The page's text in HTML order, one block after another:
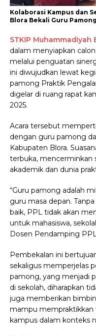
Kolaborasi Kampus dan
Blora Bekali Guru
STKIP Muhammadiyah
dalam menyiapkan
melalui penguatan
ini diwujudkan lewat
pamong Praktik
digelar di ruang rapat
2025.
Acara tersebut
dengan guru pamong
Kabupaten Blora.
terbuka, mencerminkan
akademik dan dunia
“Guru pamong adalah
guru masa depan.
baik, PPL tidak akan
untuk mahasiswa,
Dosen Pendamping
Pembekalan ini
sekaligus memperjelas
pamong, yang menjadi
di sekolah, diharapkan
juga memberikan
mampu mempraktikkan
kampus dalam konteks